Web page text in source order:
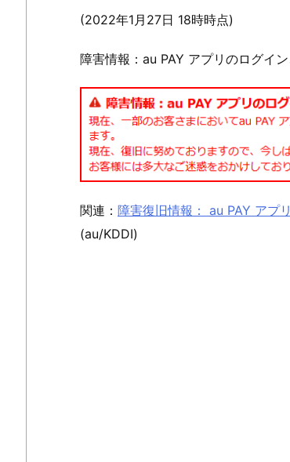
(2022年1月27日 18時時点)
障害情報：au PAY アプリのログイ
関連： 障害復旧情報： au PAY アプ
(au/KDDI)